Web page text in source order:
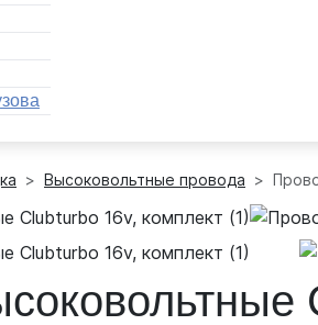
Высоковольтные провода